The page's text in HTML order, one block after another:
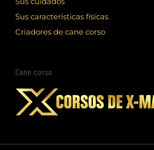
Sus características físicas
Criadores de cane corso
Cane corso